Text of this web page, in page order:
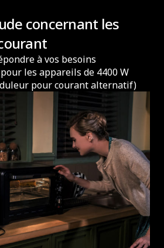
concernant les
à vos besoins
les appareils de 4400 W
pour courant alternatif)